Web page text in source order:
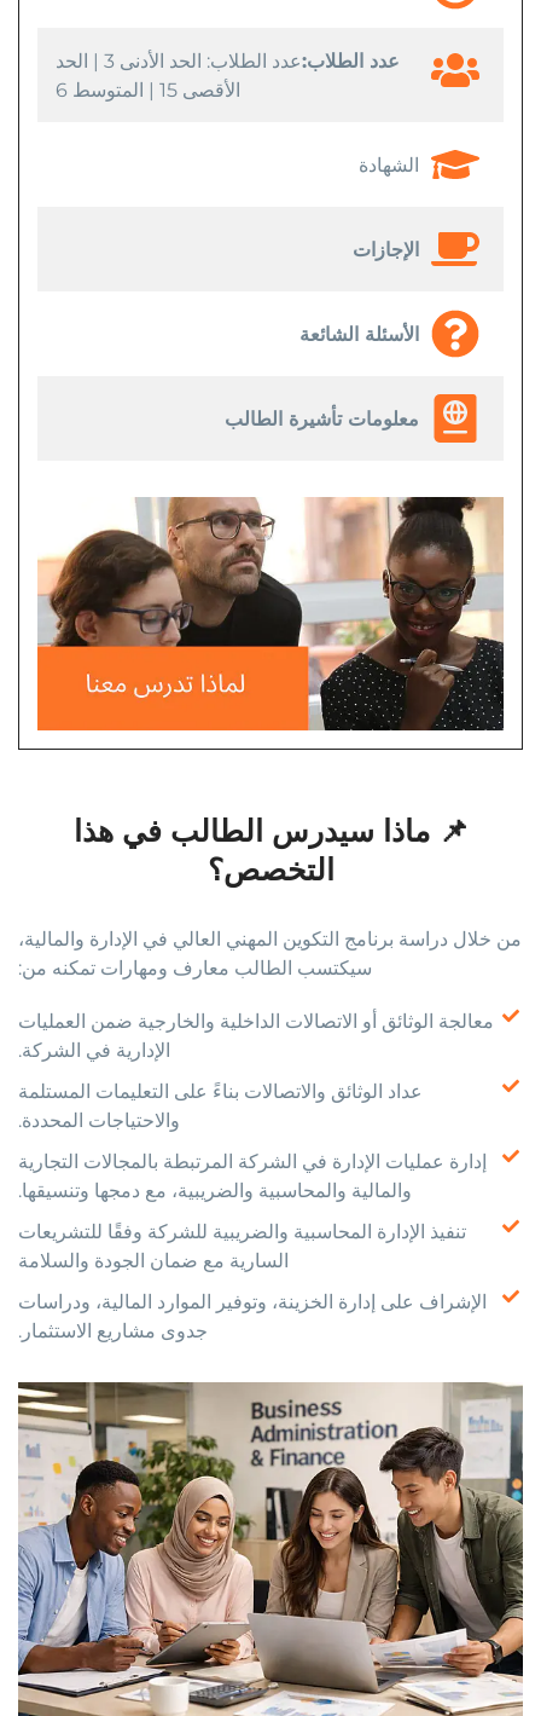
عدد الطلاب:
عدد الطلاب: الحد الأدنى 3 | الحد
الأقصى 15 | المتوسط 6
الشهادة
الإجازات
الأسئلة الشائعة
معلومات تأشيرة الطالب
📌 ماذا سيدرس الطالب في هذا
التخصص؟
من خلال دراسة برنامج التكوين المهني العالي في الإدارة والمالية،
سيكتسب الطالب معارف ومهارات تمكنه من:
معالجة الوثائق أو الاتصالات الداخلية والخارجية ضمن العمليات
الإدارية في الشركة.
عداد الوثائق والاتصالات بناءً على التعليمات المستلمة
والاحتياجات المحددة.
إدارة عمليات الإدارة في الشركة المرتبطة بالمجالات التجارية
والمالية والمحاسبية والضريبية، مع دمجها وتنسيقها.
تنفيذ الإدارة المحاسبية والضريبية للشركة وفقًا للتشريعات
السارية مع ضمان الجودة والسلامة
الإشراف على إدارة الخزينة، وتوفير الموارد المالية، ودراسات
جدوى مشاريع الاستثمار.